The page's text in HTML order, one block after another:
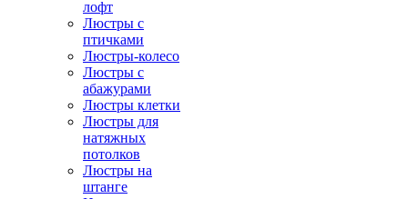
лофт
Люстры с
птичками
Люстры-колесо
Люстры с
абажурами
Люстры клетки
Люстры для
натяжных
потолков
Люстры на
штанге